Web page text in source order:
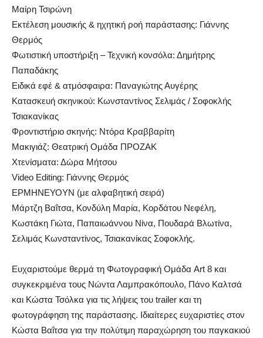
Μαίρη Τσιρώνη
Εκτέλεση μουσικής & ηχητική ροή παράστασης: Γιάννης
Θερμός
Φωτιστική υποστήριξη – Τεχνική κονσόλα: Δημήτρης
Παπαδάκης
Ειδικά εφέ & ατμόσφαιρα: Παναγιώτης Αυγέρης
Κατασκευή σκηνικού: Κωνσταντίνος Σελιμάς / Σοφοκλής
Τσιακανίκας
Φροντιστήριο σκηνής: Ντόρα Κραββαρίτη
Μακιγιάζ: Θεατρική Ομάδα ΠΡΟΖΑΚ
Χτενίσματα: Δώρα Μήτσου
Video Editing: Γιάννης Θερμός
ΕΡΜΗΝΕΥΟΥΝ (με αλφαβητική σειρά)
Μάρτζη Βαΐτσα, Κονδύλη Μαρία, Κορδάτου Νεφέλη,
Κωστάκη Γιώτα, Παπαιωάννου Νίνα, Πουδαρά Βλωτίνα,
Σελιμάς Κωνσταντίνος, Τσιακανίκας Σοφοκλής.
Ευχαριστούμε θερμά τη Φωτογραφική Ομάδα Art 8 και
συγκεκριμένα τους Νώντα Λαμπρακόπουλο, Πάνο Καλτσά
και Κώστα Τσόλκα για τις λήψεις του trailer και τη
φωτογράφηση της παράστασης. Ιδιαίτερες ευχαριστίες στον
Κώστα Βαΐτσα για την πολύτιμη παραχώρηση του παγκακιού